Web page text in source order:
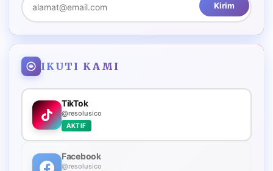
Kirim
IKUTI KAMI
TikTok
@resolusico
AKTIF
Facebook
@resolusico